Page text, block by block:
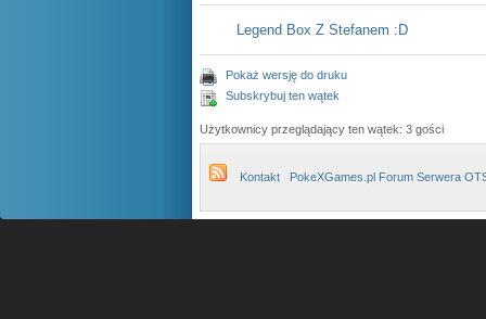
Legend Box Z Stefanem :D
Pokaż wersję do druku
Subskrybuj ten wątek
Użytkownicy przeglądający ten wątek: 3 gości
Kontakt PokeXGames.pl Forum Serwera